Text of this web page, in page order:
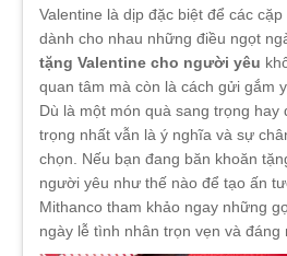
Valentine là dịp đặc biệt để các
dành cho nhau những điều ngọt
tặng Valentine cho người yêu
quan tâm mà còn là cách gửi gắm
Dù là một món quà sang trọng hay
trọng nhất vẫn là ý nghĩa và sự
chọn. Nếu bạn đang băn khoăn
người yêu như thế nào để tạo ấn
Mithanco tham khảo ngay những
ngày lễ tình nhân trọn vẹn và đáng